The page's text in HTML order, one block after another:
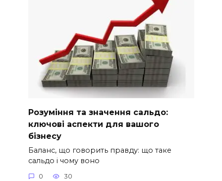
Розуміння та значення сальдо:
ключові аспекти для вашого
бізнесу
Баланс, що говорить правду: що таке
сальдо і чому воно
0 30